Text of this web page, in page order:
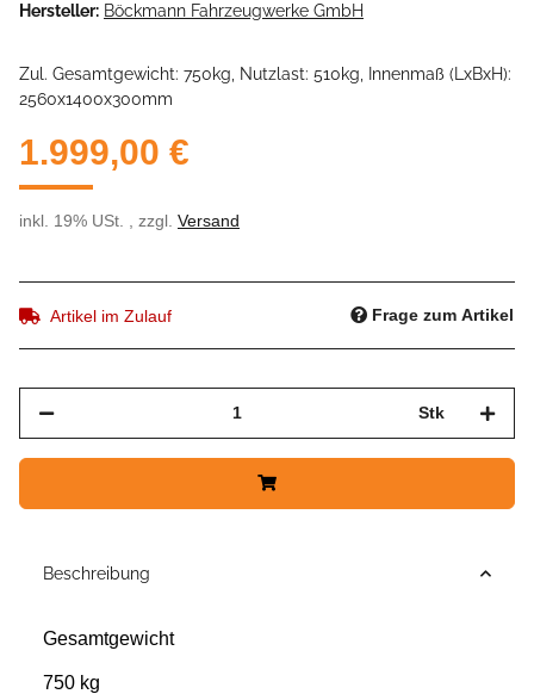
Hersteller: Böckmann Fahrzeugwerke GmbH
Zul. Gesamtgewicht: 750kg, Nutzlast: 510kg, Innenmaß (LxBxH):
2560x1400x300mm
1.999,00 €
inkl. 19% USt. , zzgl. Versand
Artikel im Zulauf Frage zum Artikel
Stk
Beschreibung
Gesamtgewicht
750 kg